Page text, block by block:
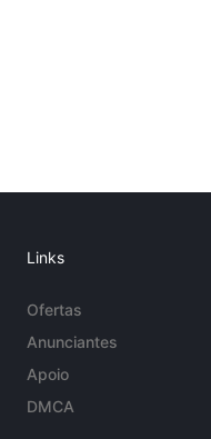
Links
Ofertas
Anunciantes
Apoio
DMCA